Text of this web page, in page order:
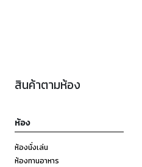
สินค้าตามห้อง
ห้อง
ห้องนั่งเล่น
ห้องทานอาหาร